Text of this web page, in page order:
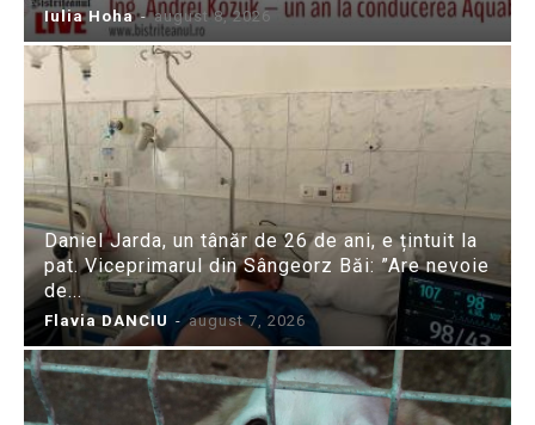
Iulia Hoha - august 8, 2026
Daniel Jarda, un tânăr de 26 de ani, e țintuit la
pat. Viceprimarul din Sângeorz Băi: ”Are nevoie
de...
Flavia DANCIU - august 7, 2026